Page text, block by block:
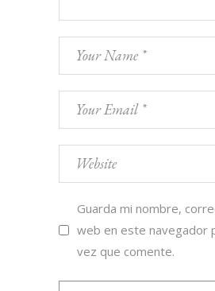
Guarda mi nombre,
web en este navegador
vez que comente.